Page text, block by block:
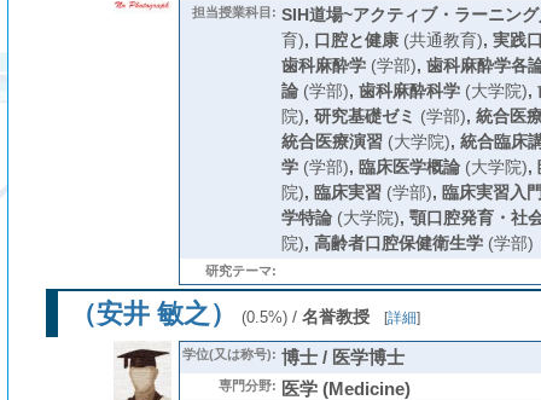
担当授業科目: SIH道場~アクティブ・ラーニン
育), 口腔と健康(共通教育), 実践
歯科麻酔学(学部), 歯科麻酔学各
論(学部), 歯科麻酔科学(大学院),
院), 研究基礎ゼミ (学部), 統合医
統合医療演習(大学院), 統合臨床
学(学部), 臨床医学概論(大学院),
院), 臨床実習(学部), 臨床実習入
学特論(大学院), 顎口腔発育・社
院), 高齢者口腔保健衛生学(学部)
研究テーマ:
（安井 敏之） (0.5%)/ 名誉教授 [詳細]
学位(又は称号): 博士 / 医学博士
専門分野: 医学 (Medicine)